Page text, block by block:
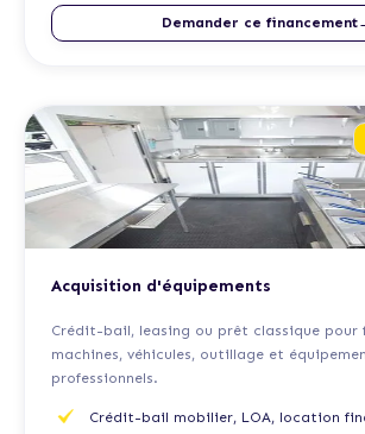
Demander ce
Acquisition d'équipements
Crédit-bail, leasing ou prêt classique pour
machines, véhicules, outillage et
professionnels.
Crédit-bail mobilier, LOA, location